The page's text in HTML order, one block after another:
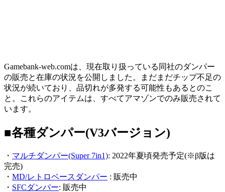
Gamebank-web.comは、現在取り扱っている同社のダンパー
の販売と在庫の状況を公開しました。まだまだチップ不足の
状況が続いており、品切れが多発する可能性もあるとのこ
と。これらのアイテムは、すべてアマゾンでのみ販売されて
います。
■各種ダンパー(V3バージョン)
・ マルチダンパー(Super 7in1): 2022年夏頃発売予定(※β版は
完売)
・ MD/レトロベースダンパー : 販売中
・ SFCダンパー: 販売中